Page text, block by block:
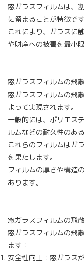
窓ガラスフィルムは、
に留まることが特徴です
これにより、ガラスに
や財産への被害を最小
窓ガラスフィルムの飛
窓ガラスフィルムの飛
よって実現されます。
一般的には、ポリエス
ルムなどの耐久性のあ
これらのフィルムはガ
を果たします。
フィルムの厚さや構造
あります。
窓ガラスフィルムの飛
窓ガラスフィルムの飛
ます：
安全性向上：窓ガラス